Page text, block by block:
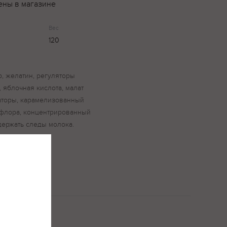
в магазине
Вес
120
желатин, регуляторы
яблочная кислота, малат
карамелизованный
концентрированный
следы молока.